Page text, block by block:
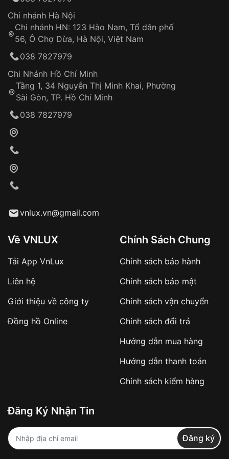
Hotline: 0585 215 215
Từ khóa SEO:
Khách hàng kiểm tra và thanh toán trực tiếp
Từ khóa SEO:
sản phẩm đặc biệt
hàng
Số tiền còn lại thanh toán khi nhận hàng hoặc
✔️ Đảm bảo xử lý đơn hàng nhanh chóng
✔️ Hạn chế tình trạng hủy đơn không mong
Từ khóa SEO:
Đảm bảo quyền lợi khách hàng
Đồng hành cùng khách hàng trong suốt quá
trình sử dụng
Chi nhánh Hà Nội
Chi nhánh HN: 123 Hào Nam, Tổ dân phố
56, Ô Chợ Dừa, Hà Nội, Việt Nam
038 7827979
Chi Nhánh Hồ Chí Minh
Tầng 1, 34 Nguyễn Thị Minh Khai, Phường
Sài Gòn, TP. Hồ Chí Minh
038 7827979
vnlux.vn@gmail.com
Về VNLUX
Tải App VnLux
Liên hệ
Giới thiệu về công ty
Đồng hồ Online
Chính Sách Chung
Chính sách bảo hành
Chính sách bảo mật
Chính sách vận chuyển
Chính sách đổi trả
Hướng dẫn mua hàng
Hướng dẫn thanh toán
Chính sách kiểm hàng
Đăng Ký Nhận Tin
Đăng ký